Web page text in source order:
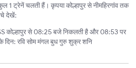
1 ट्रेनें चलती हैं। कृपया कोल्हापुर से नीमहिरगांव तक
देखें:
कोल्हापुर से 08:25 बजे निकलती है और 08:53 पर
दिन: रवि सोम मंगल बुध गुरु शुक्र शनि